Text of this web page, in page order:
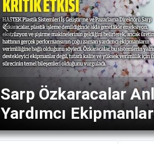
PLASFED
Başkanı Kazım
Ziyareti
Previous